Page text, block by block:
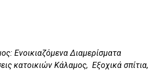
Ενοικιαζόμενα Διαμερίσματα
κατοικιών Κάλαμος, Εξοχικά σπίτια,